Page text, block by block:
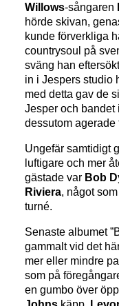
Willows-sångaren
hörde skivan,
kunde förverkliga
countrysoul på
sväng han
in i Jespers studio
med detta gav de
Jesper och bandet
dessutom agerade
Ungefär samtidigt
luftigare och mer
gästade var Bob
Riviera, något
turné.
Senaste albumet
gammalt vid det
mer eller mindre
som på
en gumbo över